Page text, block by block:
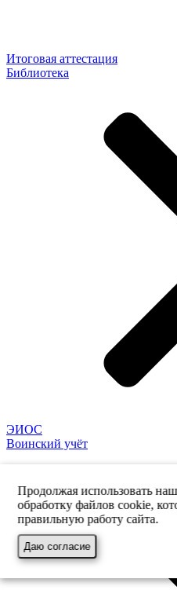
Итоговая аттестация
Библиотека
ЭИОС
Воинский учёт
Продолжая использовать
обработку файлов cookie,
правильную работу сайта.
Даю согласие